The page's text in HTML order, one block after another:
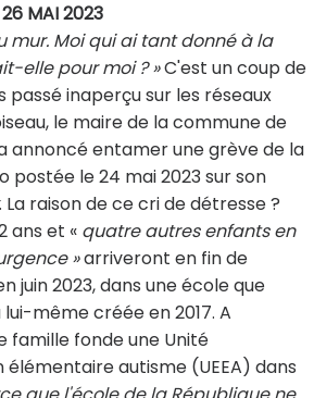
26 MAI 2023
mur. Moi qui ai tant donné à la
elle pour moi ? »C'est un coup de
passé inaperçu sur les réseaux
le maire de la commune de
annoncé entamer une grève de la
postée le 24 mai 2023 sur son
. La raison de ce cri de détresse ?
ans et « quatre autres enfants en
»arriveront en fin de
juin 2023, dans une école que
même créée en 2017. A
famille fonde une Unité
autisme (UEEA) dans